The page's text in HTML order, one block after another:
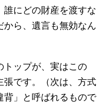
誰にどの財産を渡すな
から、遺言も無効なん
トップが、実はこの
張です。（次は、方式
背」と呼ばれるもので